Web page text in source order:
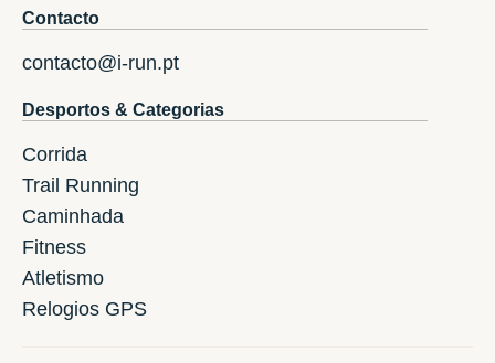
Contacto
contacto@i-run.pt
Desportos & Categorias
Corrida
Trail Running
Caminhada
Fitness
Atletismo
Relogios GPS